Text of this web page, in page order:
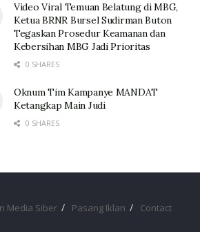
Video Viral Temuan Belatung di MBG,
Ketua BRNR Bursel Sudirman Buton
Tegaskan Prosedur Keamanan dan
Kebersihan MBG Jadi Prioritas
0 SHARES
Oknum Tim Kampanye MANDAT
Ketangkap Main Judi
0 SHARES
Media Siber Pasang Iklan Contact